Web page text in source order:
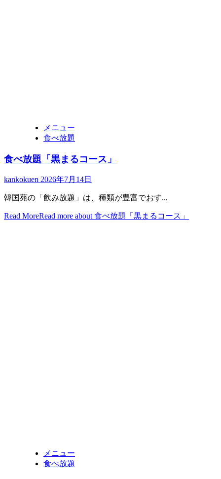
メニュー
食べ放題
食べ放題「黒まるコース」
kankokuen 2026年7月14日
韓国苑の「飲み放題」は、種類が豊富でおす...
Read MoreRead more about 食べ放題「黒まるコース」
メニュー
食べ放題